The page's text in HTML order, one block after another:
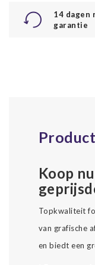
14 dagen
garantie
Koop
Topkwaliteit
van grafische
en biedt een